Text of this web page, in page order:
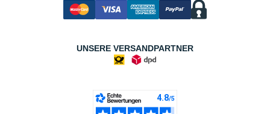
UNSERE VERSANDPARTNER